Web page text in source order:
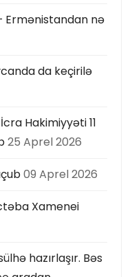
Ermənistandan nə
da keçirilə
Hakimiyyəti 11
25 Aprel 2026
09 Aprel 2026
Xamenei
hazırlaşır. Bəs